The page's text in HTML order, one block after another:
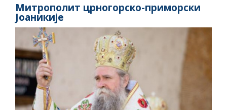
Митрополит црногорско-приморски
Јоаникије